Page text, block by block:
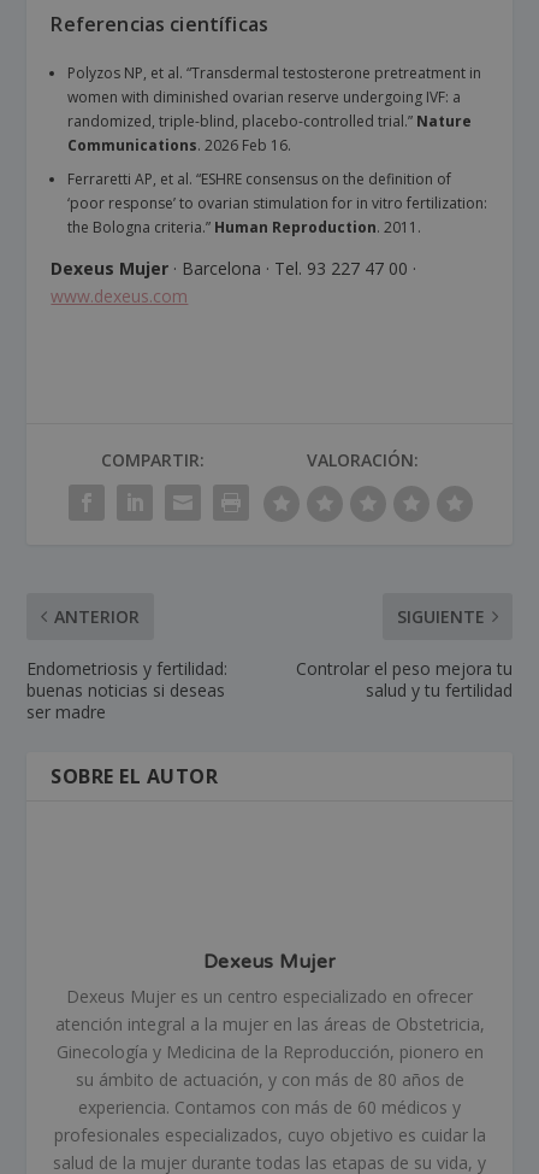
Referencias científicas
Polyzos NP, et al. “Transdermal testosterone pretreatment in
women with diminished ovarian reserve undergoing IVF: a
randomized, triple-blind, placebo-controlled trial.” Nature
Communications. 2026 Feb 16.
Ferraretti AP, et al. “ESHRE consensus on the definition of
‘poor response’ to ovarian stimulation for in vitro fertilization:
the Bologna criteria.” Human Reproduction. 2011.
Dexeus Mujer · Barcelona · Tel. 93 227 47 00 ·
www.dexeus.com
COMPARTIR: VALORACIÓN:
ANTERIOR
Endometriosis y fertilidad:
buenas noticias si deseas
ser madre
SIGUIENTE
Controlar el peso mejora tu
salud y tu fertilidad
SOBRE EL AUTOR
Dexeus Mujer
Dexeus Mujer es un centro especializado en ofrecer
atención integral a la mujer en las áreas de Obstetricia,
Ginecología y Medicina de la Reproducción, pionero en
su ámbito de actuación, y con más de 80 años de
experiencia. Contamos con más de 60 médicos y
profesionales especializados, cuyo objetivo es cuidar la
salud de la mujer durante todas las etapas de su vida, y